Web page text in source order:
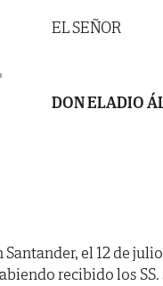
EL SEÑOR
DON ELADIO
el 12 de
recibido los SS.